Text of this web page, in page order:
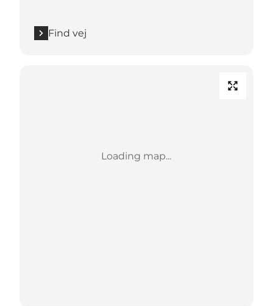
Find vej
Loading map...